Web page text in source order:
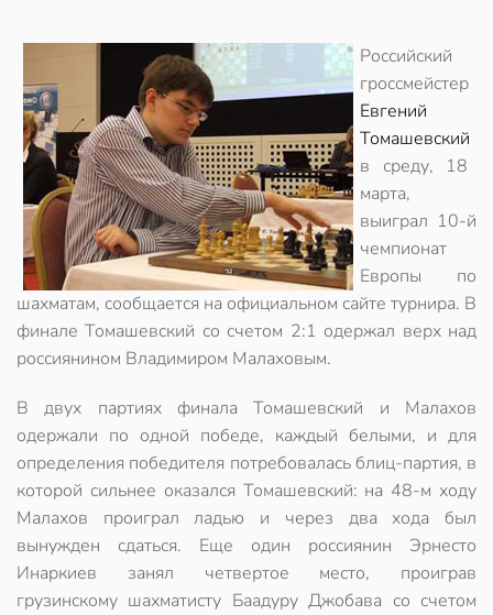
Российский
гроссмейстер
Евгений
Томашевский
в среду, 18
марта,
выиграл 10-й
чемпионат
Европы по
шахматам, сообщается на официальном сайте турнира. В
финале Томашевский со счетом 2:1 одержал верх над
россиянином Владимиром Малаховым.
В двух партиях финала Томашевский и Малахов
одержали по одной победе, каждый белыми, и для
определения победителя потребовалась блиц-партия, в
которой сильнее оказался Томашевский: на 48-м ходу
Малахов проиграл ладью и через два хода был
вынужден сдаться. Еще один россиянин Эрнесто
Инаркиев занял четвертое место, проиграв
грузинскому шахматисту Баадуру Джобава со счетом